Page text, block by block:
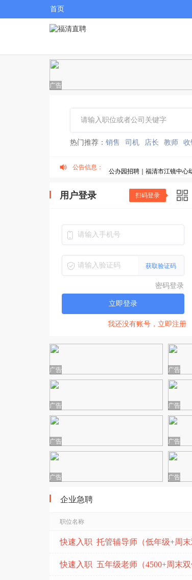
首页
广告
热门推荐： 销售 司机 店长 教师 收
公告信息： 公办园招聘｜福清市江镜中心
“纳”贤能先｜福清核电燃料
住房和城乡建设局招聘公告，
福清一中洪宽校区招聘德育专
【点击进群】在福清找工作
用户登录 扫码登录
获取验证码
密码登录
立即登录
我还没有账号，立即注册
广告 广告
广告 广告
广告 广告
广告 广告
企业急聘
职位名称
快速入职 五年级老师（4500+周末双